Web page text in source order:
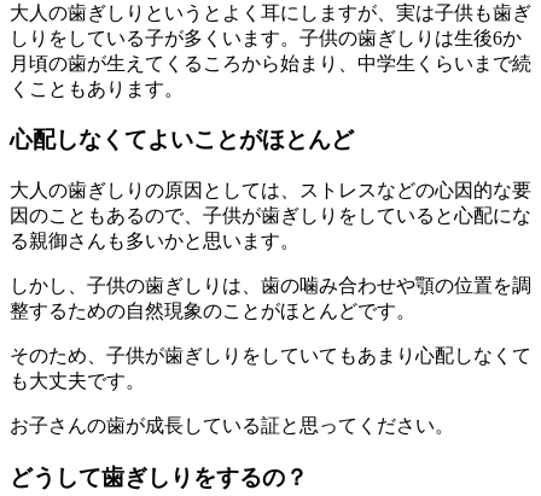
大人の歯ぎしりというとよく耳にしますが、実は子供も歯ぎ
しりをしている子が多くいます。子供の歯ぎしりは生後6か
月頃の歯が生えてくるころから始まり、中学生くらいまで続
くこともあります。
心配しなくてよいことがほとんど
大人の歯ぎしりの原因としては、ストレスなどの心因的な要
因のこともあるので、子供が歯ぎしりをしていると心配にな
る親御さんも多いかと思います。
しかし、子供の歯ぎしりは、歯の噛み合わせや顎の位置を調
整するための自然現象のことがほとんどです。
そのため、子供が歯ぎしりをしていてもあまり心配しなくて
も大丈夫です。
お子さんの歯が成長している証と思ってください。
どうして歯ぎしりをするの？